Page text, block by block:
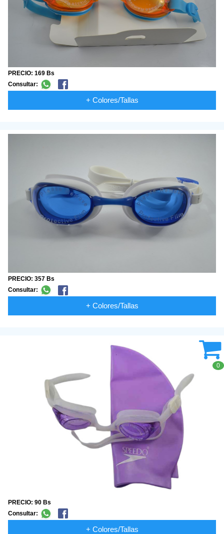
PRECIO: 169 Bs
Consultar:
+ Colores/Tallas
PRECIO: 357 Bs
Consultar:
+ Colores/Tallas
PRECIO: 90 Bs
Consultar:
+ Colores/Tallas
0